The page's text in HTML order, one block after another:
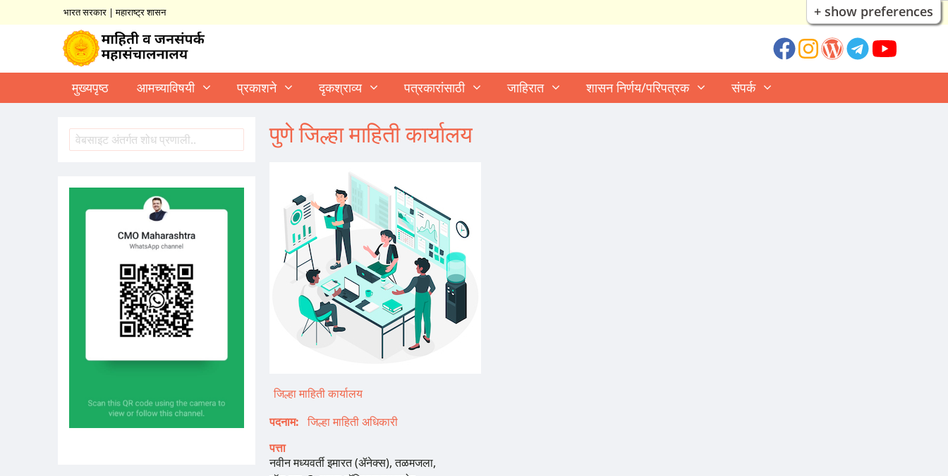
+ show preferences
भारत सरकार |महाराष्ट्र शासन
मुख्यपृष्ठ आमच्याविषयी प्रकाशने दृकश्राव्य पत्रकारांसाठी जाहिरात शासन निर्णय/परिपत्रक संपर्क
पुणे जिल्हा माहिती कार्यालय
जिल्हा माहिती कार्यालय
पदनाम
जिल्हा माहिती अधिकारी
पत्ता
नवीन मध्यवर्ती इमारत (ॲनेक्स), तळमजला,
शोध
Search